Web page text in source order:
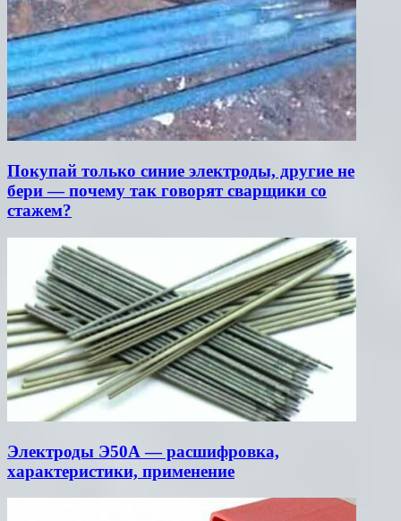
Покупай только синие электроды, другие не
бери — почему так говорят сварщики со
стажем?
Электроды Э50А — расшифровка,
характеристики, применение